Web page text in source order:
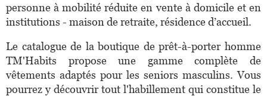
personne à mobilité réduite en vente à domicile et en
institutions - maison de retraite, résidence d’accueil.
Le catalogue de la boutique de prêt-à-porter homme
TM'Habits propose une gamme complète de
vêtements adaptés pour les seniors masculins. Vous
pourrez y découvrir tout l'habillement qui constitue le